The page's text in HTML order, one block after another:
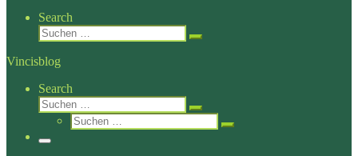
Search
Suche
Suchen …
Vincisblog
Search
Suche
Suchen …
Suche
Suchen …
Menü